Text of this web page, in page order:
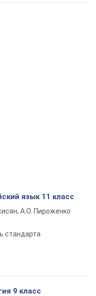
язык 11 класс
А.О. Пироженко
стандарта
9 класс